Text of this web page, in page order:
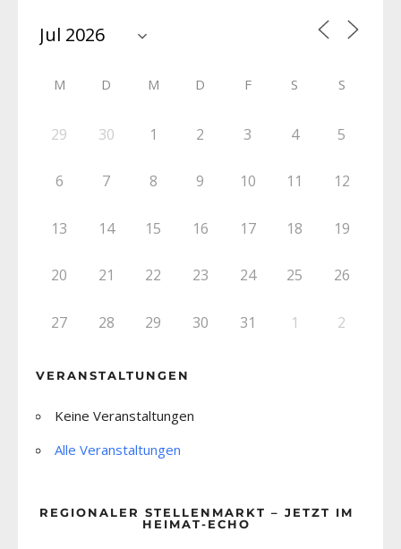
M D M D F S S
29 30 1 2 3 4 5
6 7 8 9 10 11 12
13 14 15 16 17 18 19
20 21 22 23 24 25 26
27 28 29 30 31 1 2
VERANSTALTUNGEN
Keine Veranstaltungen
Alle Veranstaltungen
REGIONALER STELLENMARKT – JETZT IM
HEIMAT-ECHO